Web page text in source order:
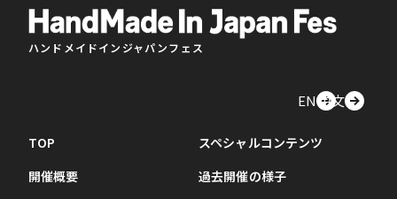
ハンドメイドインジャパンフェス
EN中文
TOP
開催概要
スペシャルコンテンツ
過去開催の様子